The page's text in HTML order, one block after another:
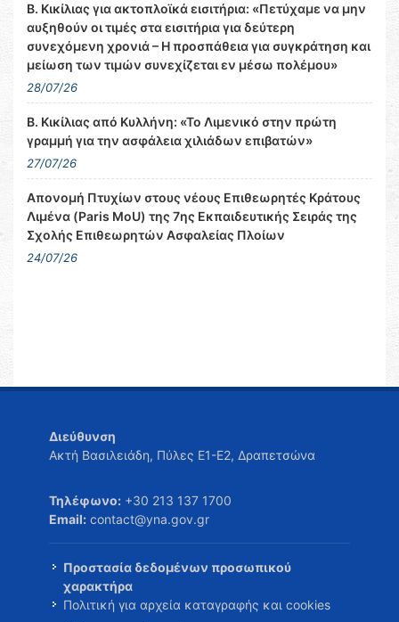
Β. Κικίλιας για ακτοπλοϊκά εισιτήρια: «Πετύχαμε να μην
αυξηθούν οι τιμές στα εισιτήρια για δεύτερη
συνεχόμενη χρονιά – Η προσπάθεια για συγκράτηση και
μείωση των τιμών συνεχίζεται εν μέσω πολέμου»
28/07/26
Β. Κικίλιας από Κυλλήνη: «Το Λιμενικό στην πρώτη
γραμμή για την ασφάλεια χιλιάδων επιβατών»
27/07/26
Απονομή Πτυχίων στους νέους Επιθεωρητές Κράτους
Λιμένα (Paris MoU) της 7ης Εκπαιδευτικής Σειράς της
Σχολής Επιθεωρητών Ασφαλείας Πλοίων
24/07/26
Διεύθυνση
Ακτή Βασιλειάδη, Πύλες Ε1-Ε2, Δραπετσώνα
Τηλέφωνο: +30 213 137 1700
Email: contact@yna.gov.gr
Προστασία δεδομένων προσωπικού
χαρακτήρα
Πολιτική για αρχεία καταγραφής και cookies